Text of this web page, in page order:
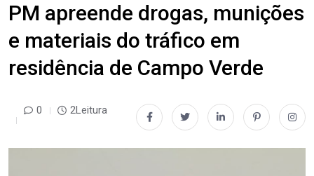
PM apreende drogas, munições
e materiais do tráfico em
residência de Campo Verde
0 2Leitura